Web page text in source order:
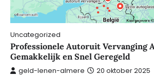
Uncategorized
Professionele Autoruit Vervanging
Gemakkelijk en Snel Geregeld
geld-lenen-almere 20 oktober 2025